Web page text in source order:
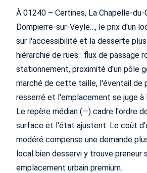
À 01240 – Certines, La Chapelle-du-
Dompierre-sur-Veyle…, le prix d'un
sur l'accessibilité et la desserte plus
hiérarchie de rues : flux de passage
stationnement, proximité d'un pôle
marché de cette taille, l'éventail de
resserré et l'emplacement se juge à
Le repère médian (—) cadre l'ordre
surface et l'état ajustent. Le coût
modéré compense une demande
local bien desservi y trouve preneur
emplacement urbain premium.